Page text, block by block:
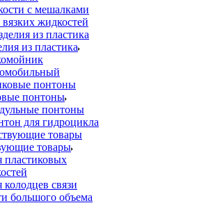
с мешалками
вязких жидкостей
из пластика
понтоны
понтоны
для гидроцикла
товары
пластиковых
колодцев связи